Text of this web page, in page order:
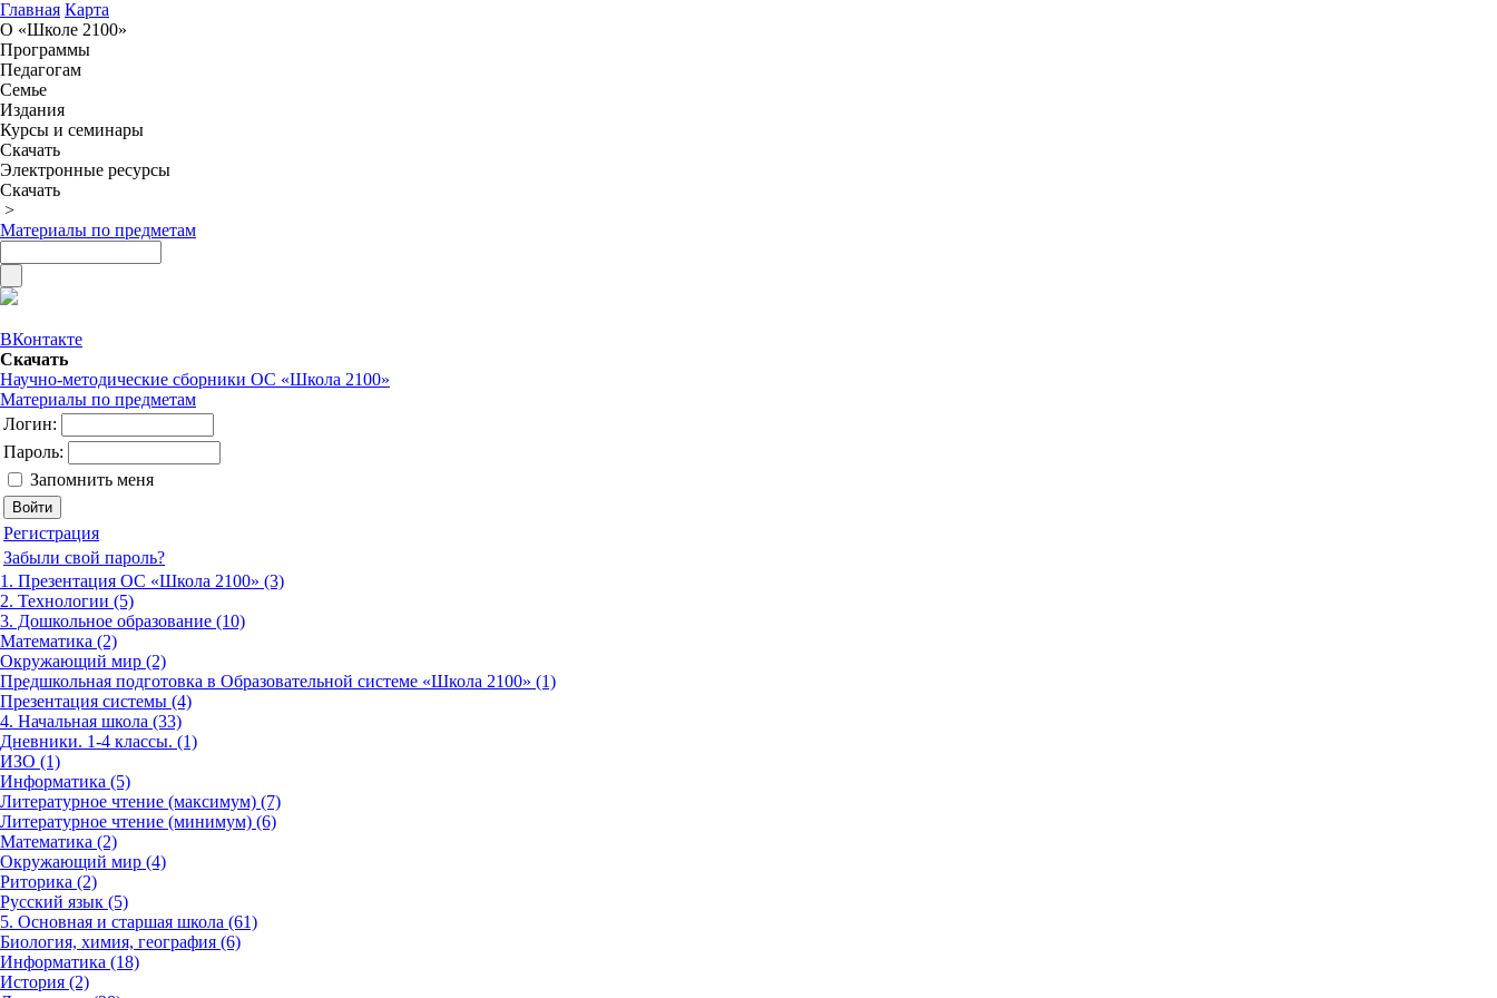
Главная Карта
О «Школе 2100»
Программы
Педагогам
Семье
Издания
Курсы и семинары
Скачать
Электронные ресурсы
Скачать
>
Материалы по предметам
ВКонтакте
Скачать
Научно-методические сборники ОС «Школа 2100»
Материалы по предметам
Логин:
Пароль:
Запомнить меня
Регистрация
Забыли свой пароль?
1. Презентация ОС «Школа 2100» (3)
2. Технологии (5)
3. Дошкольное образование (10)
Математика (2)
Окружающий мир (2)
Предшкольная подготовка в Образовательной системе «Школа 2100» (1)
Презентация системы (4)
4. Начальная школа (33)
Дневники. 1-4 классы. (1)
ИЗО (1)
Информатика (5)
Литературное чтение (максимум) (7)
Литературное чтение (минимум) (6)
Математика (2)
Окружающий мир (4)
Риторика (2)
Русский язык (5)
5. Основная и старшая школа (61)
Биология, химия, география (6)
Информатика (18)
История (2)